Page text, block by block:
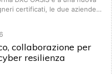
certificati, le due aziende…
collaborazione per
resilienza